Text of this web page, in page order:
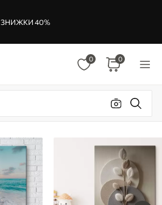
ЗНИЖКИ 40%
0 0